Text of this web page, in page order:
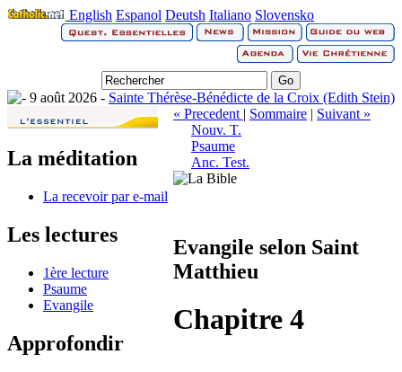
English Espanol Deutsh Italiano Slovensko
9 août 2026 - Sainte Thérèse-Bénédicte de la Croix (Edith Stein)
La méditation
La recevoir par e-mail
Les lectures
1ère lecture
Psaume
Evangile
Approfondir
« Precedent | Sommaire | Suivant »
Nouv. T.
Psaume
Anc. Test.
Evangile selon Saint
Matthieu
Chapitre 4